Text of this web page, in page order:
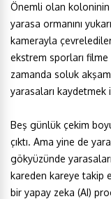
Önemli olan koloninin
yarasa ormanını
kamerayla
ekstrem sporları filme
zamanda soluk
yarasaları kaydetmek
Beş günlük çekim
çıktı. Ama yine de
gökyüzünde
kareden kareye takip
bir yapay zeka (AI)